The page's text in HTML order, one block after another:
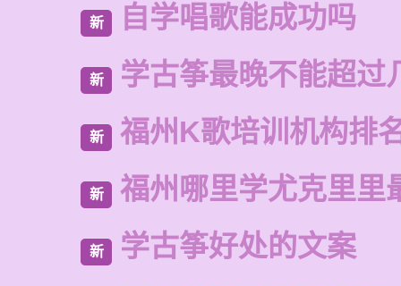
新 自学唱歌能成功吗
新 学古筝最晚不能超过
新 福州K歌培训机构排
新 福州哪里学尤克里里
新 学古筝好处的文案